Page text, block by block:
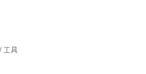
/ 工具